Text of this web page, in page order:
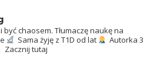
być chaosem. Tłumaczę naukę na
Sama żyję z T1D od lat
Autorka 3
Zacznij tutaj